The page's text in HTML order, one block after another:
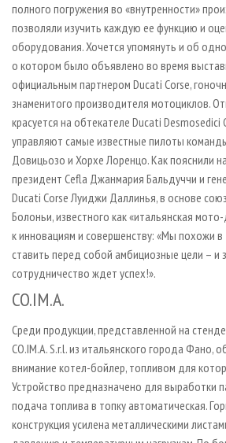
полного погружения во «внутренности»
позволяли изучить каждую ее функцию и
оборудования. Хочется упомянуть и об
о котором было объявлено во время
официальным партнером Ducati Corse,
знаменитого производителя мотоциклов.
красуется на обтекателе Ducati Desmosedici
управляют самые известные пилоты
Довицьозо и Хорхе Лоренцо. Как пояснили
президент Cefla Джанмария Бальдуччи и
Ducati Corse Луиджи Даллинья, в основе
Болоньи, известного как «итальянская
к инновациям и совершенству: «Мы похожи
ставить перед собой амбициозные цели – и
сотрудничество ждет успех!».
CO.IM.A.
Среди продукции, представленной на
CO.IM.A. S.r.l. из итальянского города Фано,
внимание котел-бойлер, топливом для
Устройство предназначено для выработки
подача топлива в топку автоматическая.
конструкция усилена металлическими